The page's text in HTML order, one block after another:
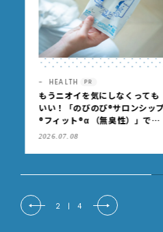
HEALTH PR
もうニオイを気にしなくっても
いい！「のびのび®サロンシップ
®フィット®α （無臭性）」で、
肩こりや足腰のダルさを出先で
2026.07.08
2 | 4